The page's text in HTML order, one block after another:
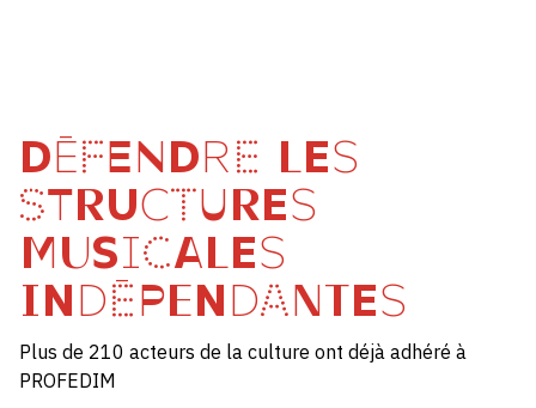
DÉFENDRE LES
STRUCTURES
MUSICALES
INDÉPENDANTES
Plus de 210 acteurs de la culture ont déjà adhéré à
PROFEDIM